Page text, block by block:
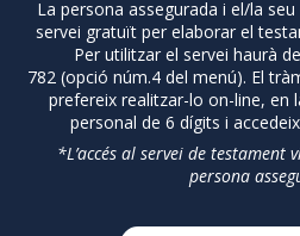
La persona assegurada i el/la
servei gratuït per elaborar el
Per utilitzar el servei haurà
782 (opció núm.4 del menú). El
prefereix realitzar-lo on-line, en
personal de 6 dígits i
*L’accés al servei de testament
persona